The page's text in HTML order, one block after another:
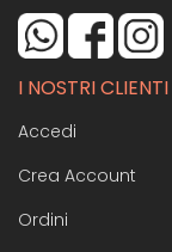
I NOSTRI CLIENTI
Accedi
Crea Account
Ordini